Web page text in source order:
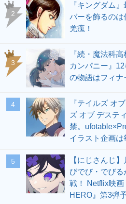
2
『キングダム
バーを飾るの
羌瘣！
3
『続・魔法科
カンパニー』
の物語はフィナ
4
『テイルズ オ
ズ オブ デステ
禁。
イラスト企画は
5
【にじさんじ
びでび・でび
戦！ Netflix映
HERO』第3弾